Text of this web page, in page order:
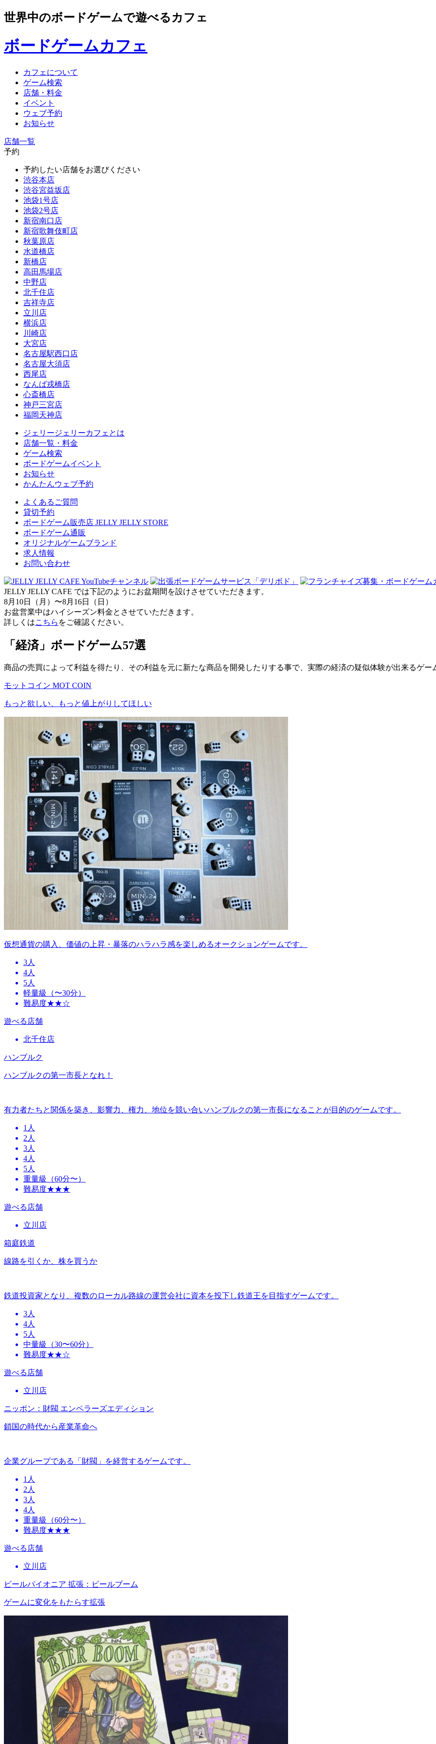
世界中のボードゲームで遊べるカフェ
ボードゲームカフェ
カフェについて
ゲーム検索
店舗・料金
イベント
ウェブ予約
お知らせ
店舗一覧
予約
予約したい店舗をお選びください
渋谷本店
渋谷宮益坂店
池袋1号店
池袋2号店
新宿南口店
新宿歌舞伎町店
秋葉原店
水道橋店
新橋店
高田馬場店
中野店
北千住店
吉祥寺店
立川店
横浜店
川崎店
大宮店
名古屋駅西口店
名古屋大須店
西尾店
なんば戎橋店
心斎橋店
神戸三宮店
福岡天神店
ジェリージェリーカフェとは
店舗一覧・料金
ゲーム検索
ボードゲームイベント
お知らせ
かんたんウェブ予約
よくあるご質問
貸切予約
ボードゲーム販売店 JELLY JELLY STORE
ボードゲーム通販
オリジナルゲームブランド
求人情報
お問い合わせ
JELLY JELLY CAFE では下記のようにお盆期間を設けさせていただきます。
8月10日（月）〜8月16日（日）
お盆営業中はハイシーズン料金とさせていただきます。
詳しくはこちら をご確認ください。
「経済」ボードゲーム57選
商品の売買によって利益を得たり、その利益を元に新たな商品を開発したりする事で、実際の経済の疑似体験が出来るゲー
モットコイン MOT COIN
もっと欲しい、もっと値上がりしてほしい
仮想通貨の購入、価値の上昇・暴落のハラハラ感を楽しめるオークションゲームです。
3人
4人
5人
軽量級（〜30分）
難易度★★☆
遊べる店舗
北千住店
ハンブルク
ハンブルクの第一市長となれ！
有力者たちと関係を築き、影響力、権力、地位を競い合いハンブルクの第一市長になることが目的のゲームです。
1人
2人
3人
4人
5人
重量級（60分〜）
難易度★★★
遊べる店舗
立川店
箱庭鉄道
線路を引くか、株を買うか
鉄道投資家となり、複数のローカル路線の運営会社に資本を投下し鉄道王を目指すゲームです。
3人
4人
5人
中量級（30〜60分）
難易度★★☆
遊べる店舗
立川店
ニッポン：財閥 エンペラーズエディション
鎖国の時代から産業革命へ
企業グループである「財閥」を経営するゲームです。
1人
2人
3人
4人
重量級（60分〜）
難易度★★★
遊べる店舗
立川店
ビールパイオニア 拡張：ビールブーム
ゲームに変化をもたらす拡張